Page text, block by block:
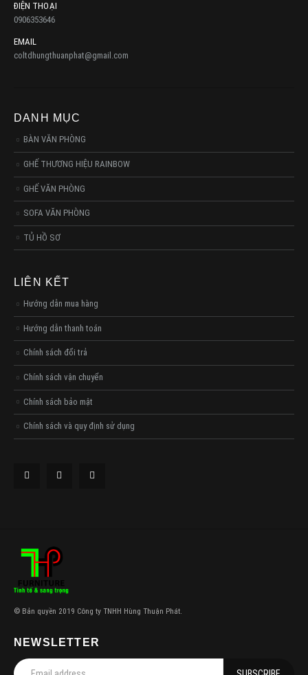
ĐIỆN THOẠI
0906353646
EMAIL
coltdhungthuanphat@gmail.com
DANH MỤC
BÀN VĂN PHÒNG
GHẾ THƯƠNG HIỆU RAINBOW
GHẾ VĂN PHÒNG
SOFA VĂN PHÒNG
TỦ HỒ SƠ
LIÊN KẾT
Hướng dẫn mua hàng
Hướng dẫn thanh toán
Chính sách đổi trả
Chính sách vận chuyển
Chính sách bảo mật
Chính sách và quy định sử dụng
© Bản quyền 2019 Công ty TNHH Hùng Thuận Phát.
NEWSLETTER